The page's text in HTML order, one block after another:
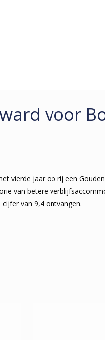
voor
vierde jaar op rij een
van betere verblijfs­
van 9,4 ontvangen.